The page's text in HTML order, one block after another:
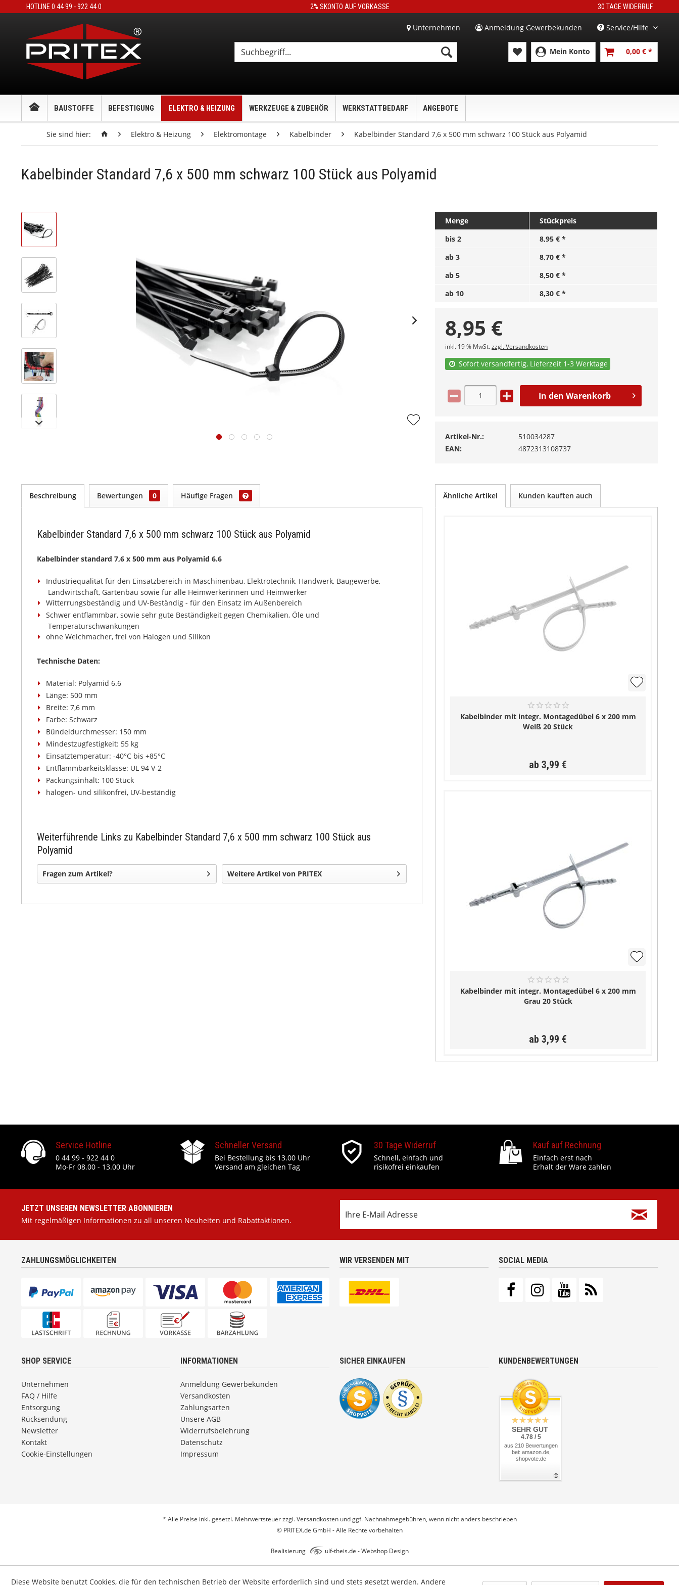
HOTLINE 0 44 99 - 922 44 0 2% SKONTO AUF VORKASSE 30 TAGE WIDERRUF
Unternehmen Anmeldung Gewerbekunden Service/Hilfe
Mein Konto 0,00 € *
BAUSTOFFE BEFESTIGUNG ELEKTRO & HEIZUNG WERKZEUGE & ZUBEHÖR WERKSTATTBEDARF ANGEBOTE
Sie sind hier: Elektro & Heizung Elektromontage Kabelbinder Kabelbinder Standard 7,6 x 500 mm schwarz 100 Stück aus Polyamid
Kabelbinder Standard 7,6 x 500 mm schwarz 100 Stück aus Polyamid
Menge
Stückpreis
bis 2
8,95 € *
ab 3
8,70 € *
ab 5
8,50 € *
ab 10 8,30 € *
8,95 €
inkl. 19 % MwSt.zzgl. Versandkosten
Sofort versandfertig, Lieferzeit 1-3 Werktage
In den Warenkorb
Artikel-Nr.:
510034287
EAN:
4872313108737
Beschreibung Bewertungen 0 Häufige Fragen
Kabelbinder Standard 7,6 x 500 mm schwarz 100 Stück aus Polyamid
Kabelbinder standard 7,6 x 500 mm aus Polyamid 6.6
Industriequalität für den Einsatzbereich in Maschinenbau, Elektrotechnik, Handwerk, Baugewerbe,
Landwirtschaft, Gartenbau sowie für alle Heimwerkerinnen und Heimwerker
Witterrungsbeständig und UV-Beständig - für den Einsatz im Außenbereich
Schwer entflammbar, sowie sehr gute Beständigkeit gegen Chemikalien, Öle und
Temperaturschwankungen
ohne Weichmacher, frei von Halogen und Silikon
Technische Daten:
Material: Polyamid 6.6
Länge: 500 mm
Breite: 7,6 mm
Farbe: Schwarz
Bündeldurchmesser: 150 mm
Mindestzugfestigkeit: 55 kg
Einsatztemperatur: -40°C bis +85°C
Entflammbarkeitsklasse: UL 94 V-2
Packungsinhalt: 100 Stück
halogen- und silikonfrei, UV-beständig
Weiterführende Links zu Kabelbinder Standard 7,6 x 500 mm schwarz 100 Stück aus
Polyamid
Fragen zum Artikel? Weitere Artikel von PRITEX
Ähnliche Artikel Kunden kauften auch
Kabelbinder mit integr. Montagedübel 6 x 200 mm
Weiß 20 Stück
ab 3,99 €
Kabelbinder mit integr. Montagedübel 6 x 200 mm
Grau 20 Stück
ab 3,99 €
Service Hotline
0 44 99 - 922 44 0
Mo-Fr 08.00 - 13.00 Uhr
Schneller Versand
Bei Bestellung bis 13.00 Uhr
Versand am gleichen Tag
30 Tage Widerruf
Schnell, einfach und
risikofrei einkaufen
Kauf auf Rechnung
Einfach erst nach
Erhalt der Ware zahlen
JETZT UNSEREN NEWSLETTER ABONNIEREN
Mit regelmäßigen Informationen zu all unseren Neuheiten und Rabattaktionen.
ZAHLUNGSMÖGLICHKEITEN WIR VERSENDEN MIT SOCIAL MEDIA
SHOP SERVICE
Unternehmen
FAQ / Hilfe
Entsorgung
Rücksendung
Newsletter
Kontakt
Cookie-Einstellungen
INFORMATIONEN
Anmeldung Gewerbekunden
Versandkosten
Zahlungsarten
Unsere AGB
Widerrufsbelehrung
Datenschutz
Impressum
SICHER EINKAUFEN KUNDENBEWERTUNGEN
SEHR GUT
4.78 / 5
aus 210 Bewertungen
bei: amazon.de,
shopvote.de
* Alle Preise inkl. gesetzl. Mehrwertsteuer zzgl.Versandkostenund ggf. Nachnahmegebühren, wenn nicht anders beschrieben
© PRITEX.de GmbH - Alle Rechte vorbehalten
Realisierung ulf-theis.de - Webshop Design
Diese Website benutzt Cookies, die für den technischen Betrieb der Website erforderlich sind und stets gesetzt werden. Andere